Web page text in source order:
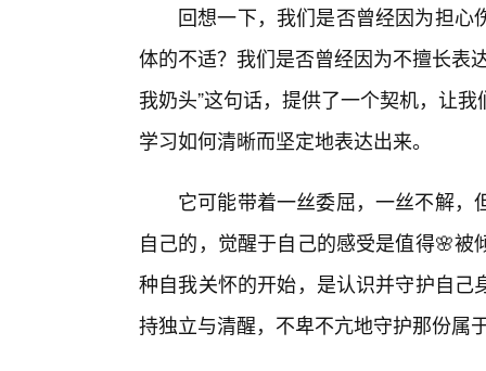
回想一下，我们是否曾经因为担
体的不适？我们是否曾经因为不擅长表
我奶头”这句话，提供了一个契机，让
学习如何清晰而坚定地表达出来。
它可能带着一丝委屈，一丝不解
自己的，觉醒于自己的感受是值得🌸
种自我关怀的开始，是认识并守护自
持独立与清醒，不卑不亢地守护那份属